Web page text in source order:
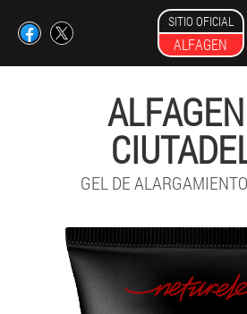
SITIO OFICIAL
ALFAGEN
GEL DE